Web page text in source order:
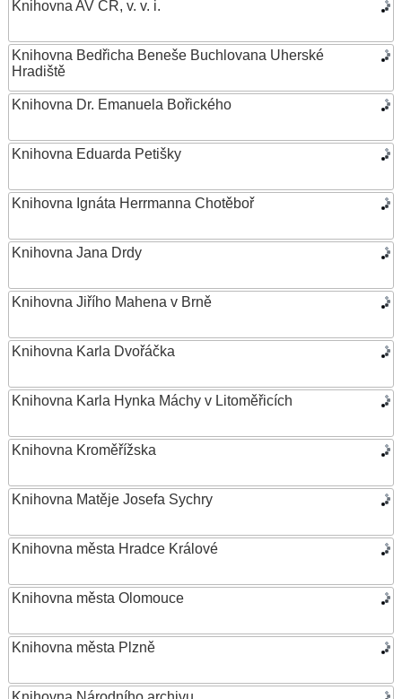
Knihovna AV ČR, v. v. i.
Knihovna Bedřicha Beneše Buchlovana Uherské
Hradiště
Knihovna Dr. Emanuela Bořického
Knihovna Eduarda Petišky
Knihovna Ignáta Herrmanna Chotěboř
Knihovna Jana Drdy
Knihovna Jiřího Mahena v Brně
Knihovna Karla Dvořáčka
Knihovna Karla Hynka Máchy v Litoměřicích
Knihovna Kroměřížska
Knihovna Matěje Josefa Sychry
Knihovna města Hradce Králové
Knihovna města Olomouce
Knihovna města Plzně